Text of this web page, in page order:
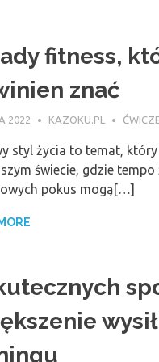
fitness,
znać
2022 KAZOKU.PL
styl życia to temat, który
świecie, gdzie
pokus mogą[…]